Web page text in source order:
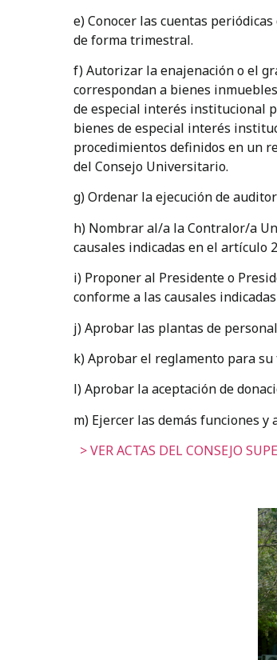
e) Conocer las cuentas
de forma trimestral.
f) Autorizar la enajenación o el
correspondan a bienes
de especial interés institucional
bienes de especial interés
procedimientos definidos en un
del Consejo Universitario.
g) Ordenar la ejecución de
h) Nombrar al/a la Contralor/a
causales indicadas en el artículo
i) Proponer al Presidente o
conforme a las causales
j) Aprobar las plantas de
k) Aprobar el reglamento para
l) Aprobar la aceptación de
m) Ejercer las demás funciones
> VER ACTAS DEL CONSEJO